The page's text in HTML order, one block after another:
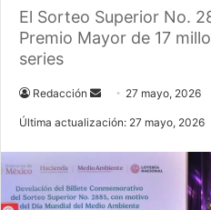
El Sorteo Superior No.
Premio Mayor de 17
series
Redacción
Send 27 mayo, 2026
Última actualización: 27 mayo, 2026